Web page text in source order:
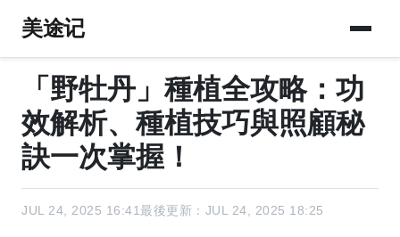
美途记
「野牡丹」種植全攻略：功
效解析、種植技巧與照顧秘
訣一次掌握！
JUL 24, 2025 16:41最後更新：JUL 24, 2025 18:25